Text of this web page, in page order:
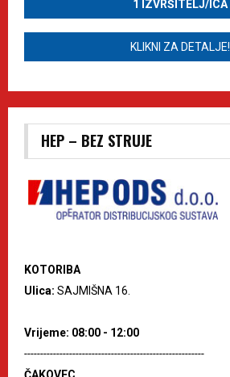
1 IZVRŠITELJ/ICA
KLIKNI ZA DETALJE!
HEP – BEZ STRUJE
KOTORIBA
Ulica: SAJMIŠNA 16.
Vrijeme: 08:00 - 12:00
--------------------------------------------------------